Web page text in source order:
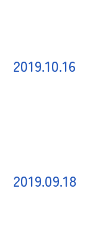
2019.10.16
2019.09.18